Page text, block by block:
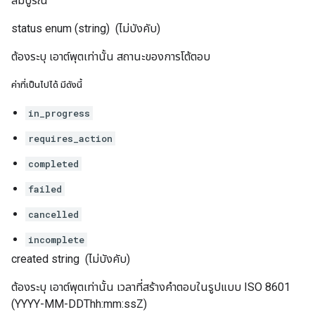
status enum (string) (ไม่บังคับ)
ต้องระบุ เอาต์พุตเท่านั้น สถานะของการโต้ตอบ
ค่าที่เป็นไปได้ มีดังนี้
in_progress
requires_action
completed
failed
cancelled
incomplete
created string (ไม่บังคับ)
ต้องระบุ เอาต์พุตเท่านั้น เวลาที่สร้างคำตอบในรูปแบบ ISO 8601
(YYYY-MM-DDThh:mm:ssZ)